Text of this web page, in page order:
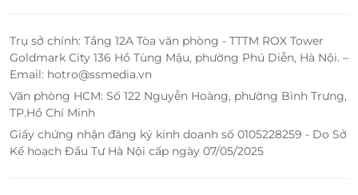
Trụ sở chính: Tầng 12A Tòa văn phòng - TTTM ROX Tower
Goldmark City 136 Hồ Tùng Mậu, phường Phú Diễn, Hà Nội. –
Email: hotro@ssmedia.vn
Văn phòng HCM: Số 122 Nguyễn Hoàng, phường Bình Trưng,
TP.Hồ Chí Minh
Giấy chứng nhận đăng ký kinh doanh số 0105228259 - Do Sở
Kế hoạch Đầu Tư Hà Nội cấp ngày 07/05/2025